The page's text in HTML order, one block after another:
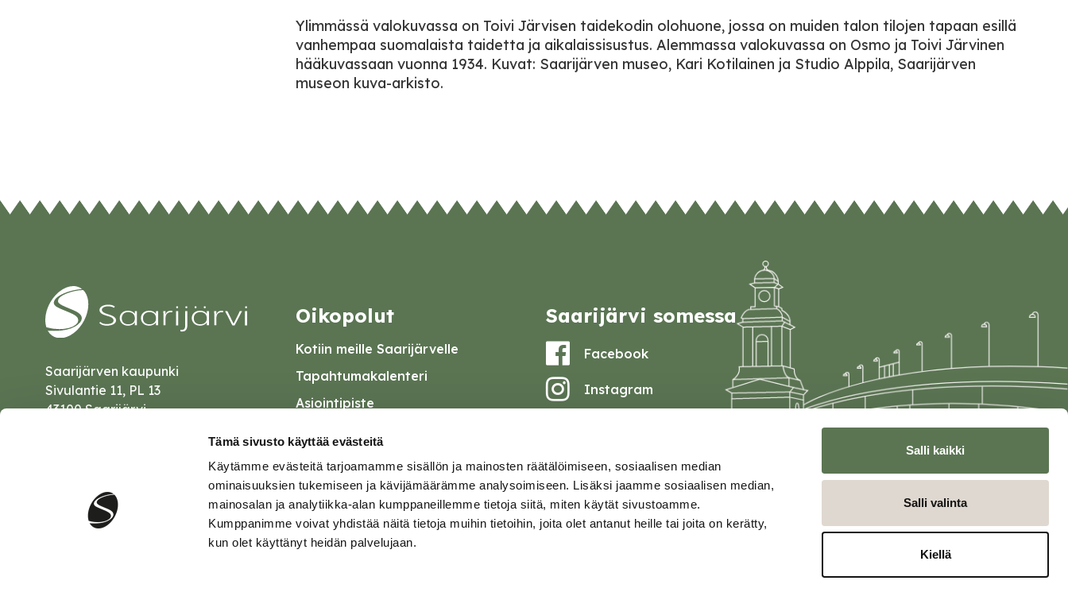
Tämä sivusto käyttää evästeitä
Käytämme evästeitä tarjoamamme sisällön ja mainosten räätälöimiseen, sosiaalisen median
ominaisuuksien tukemiseen ja kävijämäärämme analysoimiseen. Lisäksi jaamme sosiaalisen median,
mainosalan ja analytiikka-alan kumppaneillemme tietoja siitä, miten käytät sivustoamme.
Kumppanimme voivat yhdistää näitä tietoja muihin tietoihin, joita olet antanut heille tai joita on kerätty,
kun olet käyttänyt heidän palvelujaan.
Salli kaikki
Salli valinta
Kiellä
Ylimmässä valokuvassa on Toivi Järvisen taidekodin olohuone, jossa on muiden talon tilojen tapaan esillä
vanhempaa suomalaista taidetta ja aikalaissisustus. Alemmassa valokuvassa on Osmo ja Toivi Järvinen
hääkuvassaan vuonna 1934. Kuvat: Saarijärven museo, Kari Kotilainen ja Studio Alppila, Saarijärven
museon kuva-arkisto.
Saarijärven kaupunki
Sivulantie 11, PL 13
43100 Saarijärvi
Oikopolut
Kotiin meille Saarijärvelle
Tapahtumakalenteri
Asiointipiste
Palautelomake
Saavutettavuusseloste
Tietosuoja
Saarijärvi somessa
Facebook
Instagram